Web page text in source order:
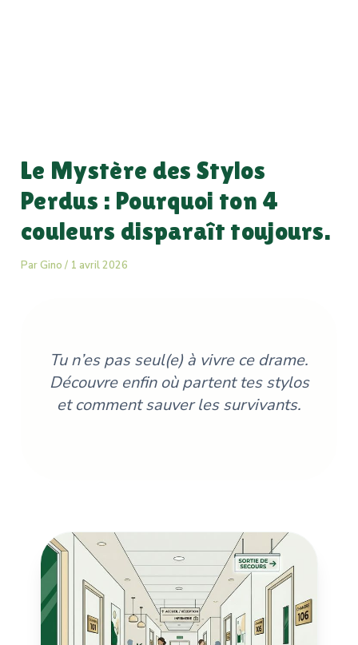
Le Mystère des Stylos
Perdus : Pourquoi ton 4
couleurs disparaît toujours.
ParGino/ 1 avril 2026
Tu n’es pas seul(e) à vivre ce drame.
Découvre enfin où partent tes stylos
et comment sauver les survivants.